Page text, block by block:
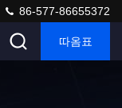
86-577-86655372
따옴표